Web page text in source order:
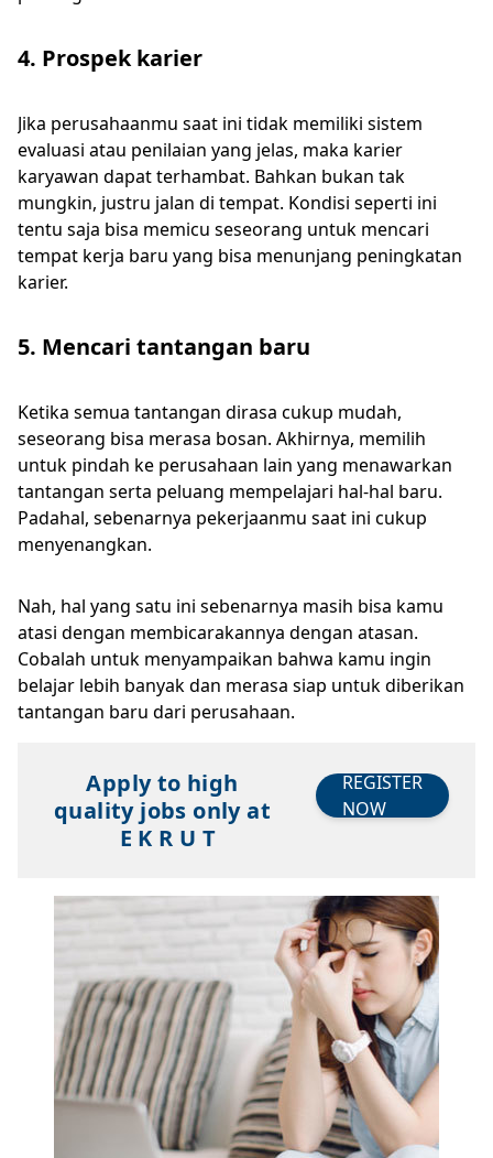
4. Prospek karier
Jika perusahaanmu saat ini tidak memiliki sistem
evaluasi atau penilaian yang jelas, maka karier
karyawan dapat terhambat. Bahkan bukan tak
mungkin, justru jalan di tempat. Kondisi seperti ini
tentu saja bisa memicu seseorang untuk mencari
tempat kerja baru yang bisa menunjang peningkatan
karier.
5. Mencari tantangan baru
Ketika semua tantangan dirasa cukup mudah,
seseorang bisa merasa bosan. Akhirnya, memilih
untuk pindah ke perusahaan lain yang menawarkan
tantangan serta peluang mempelajari hal-hal baru.
Padahal, sebenarnya pekerjaanmu saat ini cukup
menyenangkan.
Nah, hal yang satu ini sebenarnya masih bisa kamu
atasi dengan membicarakannya dengan atasan.
Cobalah untuk menyampaikan bahwa kamu ingin
belajar lebih banyak dan merasa siap untuk diberikan
tantangan baru dari perusahaan.
Apply to high
quality jobs only at
E K R U T
REGISTER
NOW